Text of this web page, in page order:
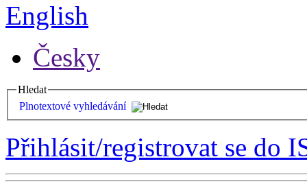
English
Česky
Hledat
Plnotextové vyhledávání
Přihlásit/registrovat se do